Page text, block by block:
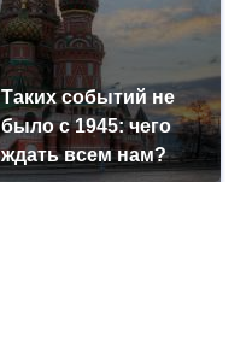
Таких событий не
было с 1945: чего
ждать всем нам?